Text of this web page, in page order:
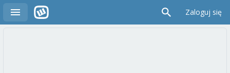
Zaloguj się